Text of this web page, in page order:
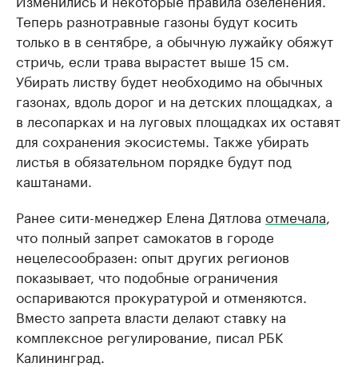
Теперь разнотравные газоны будут косить
только в в сентябре, а обычную лужайку обяжут
стричь, если трава вырастет выше 15 см.
Убирать листву будет необходимо на обычных
газонах, вдоль дорог и на детских площадках, а
в лесопарках и на луговых площадках их оставят
для сохранения экосистемы. Также убирать
листья в обязательном порядке будут под
каштанами.
Ранее сити-менеджер Елена Дятлова отмечала
что полный запрет самокатов в городе
нецелесообразен: опыт других регионов
показывает, что подобные ограничения
оспариваются прокуратурой и отменяются.
Вместо запрета власти делают ставку на
комплексное регулирование, писал РБК
Калининград.